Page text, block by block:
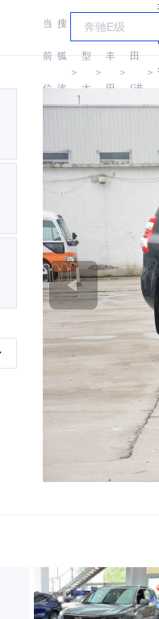
当
前
位
搜
狐
汽
＞
车
型
大
＞
丰
田
＞
田
(进
＞